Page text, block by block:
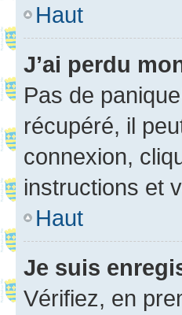
Haut
J’ai perdu
Pas de
récupéré, il
connexion,
instructions et
Haut
Je suis
Vérifiez, en